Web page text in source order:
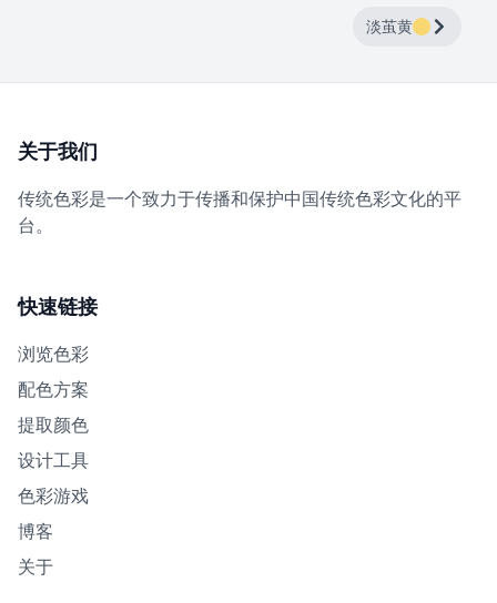
淡茧黄
关于我们
传统色彩是一个致力于传播和保护中国传统色彩文化的平
台。
快速链接
浏览色彩
配色方案
提取颜色
设计工具
色彩游戏
博客
关于